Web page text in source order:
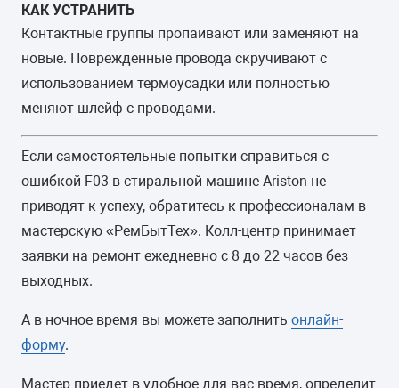
КАК УСТРАНИТЬ
Контактные группы пропаивают или заменяют на
новые. Поврежденные провода скручивают с
использованием термоусадки или полностью
меняют шлейф с проводами.
Если самостоятельные попытки справиться с
ошибкой F03 в стиральной машине Ariston не
приводят к успеху, обратитесь к профессионалам в
мастерскую «РемБытТех». Колл-центр принимает
заявки на ремонт ежедневно с 8 до 22 часов без
выходных.
А в ночное время вы можете заполнить онлайн-
форму.
Мастер приедет в удобное для вас время, определит